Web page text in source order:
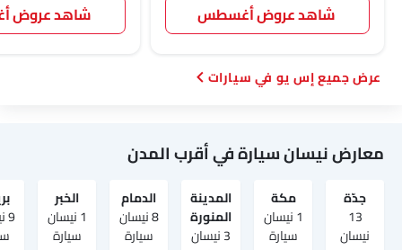
شاهد عروض أغسطس شاهد عروض
إس يو في سيارات
معارض نيسان سيارة في أقرب المدن
جدّة
13
نيسان
مكة
1 نيسان
سيارة
المدينة
المنورة
3 نيسان
الدمام
8 نيسان
سيارة
الخبر
1 نيسان
سيارة